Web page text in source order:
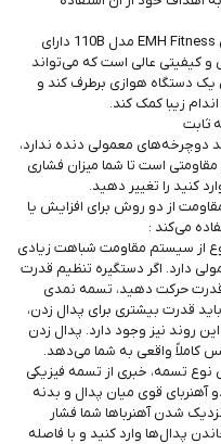
دوچرخه ثابت خانگی EMH Fitness مدل 110B دارای
و کیفیتی عالی است که می‌تواند
یک دستگاه هوازی برطرف کند و
زیبا کمک کند.
ثابت
دوچرخه‌های معمولی دنده ندارد،
است تا شما میزان فشاری
کنید را تغییر دهید.
از دو روش برای افزایش یا
می‌کند :
از سیستم مقاومت شباهت زیادی
دارد. اگر دستگیره تنظیم قدرت
حرکت دهید، تسمه نمدی
قدرت بیشتری برای پدال زدن،
روند نیز وجود دارد. پدال زدن
کاملاً واقعی به شما می‌دهد.
نوع تسمه، خبری از تسمه فیزیکی
آهنربای قوی میان پدال و بدنه
شدن آهنرباها شما فشار
پدال‌ها وارد کنید و با فاصله